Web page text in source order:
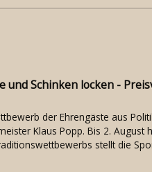
und Schinken locken -
der Ehrengäste aus
Klaus Popp. Bis 2. August
stellt die